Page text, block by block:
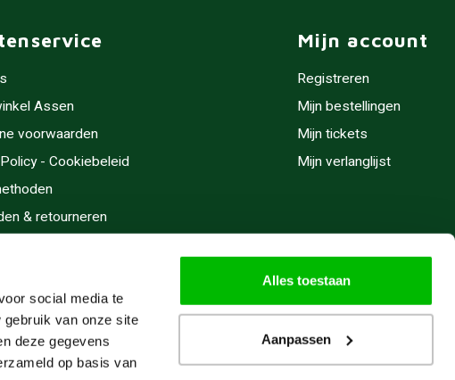
social media te
van onze site
deze gegevens
op basis van
Alles toestaan
Aanpassen
Assen
voorwaarden
- Cookiebeleid
& retourneren
Mijn account
Registreren
Mijn bestellingen
Mijn tickets
Mijn verlanglijst